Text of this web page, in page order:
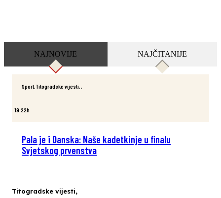
NAJNOVIJE NAJČITANIJE
Sport Titogradske vijesti
19:22h
Pala je i Danska: Naše kadetkinje u finalu
Svjetskog prvenstva
Titogradske vijesti,